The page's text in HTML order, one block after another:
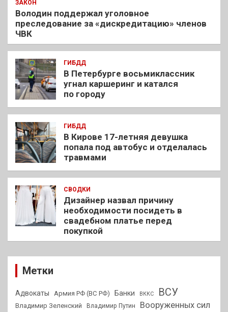
ЗАКОН
Володин поддержал уголовное
преследование за «дискредитацию» членов
ЧВК
ГИБДД
В Петербурге восьмиклассник
угнал каршеринг и катался
по городу
ГИБДД
В Кирове 17-летняя девушка
попала под автобус и отделалась
травмами
СВОДКИ
Дизайнер назвал причину
необходимости посидеть в
свадебном платье перед
покупкой
Метки
Адвокаты Армия РФ (ВС РФ) Банки ВККС ВСУ
Владимир Зеленский Владимир Путин Вооруженных сил